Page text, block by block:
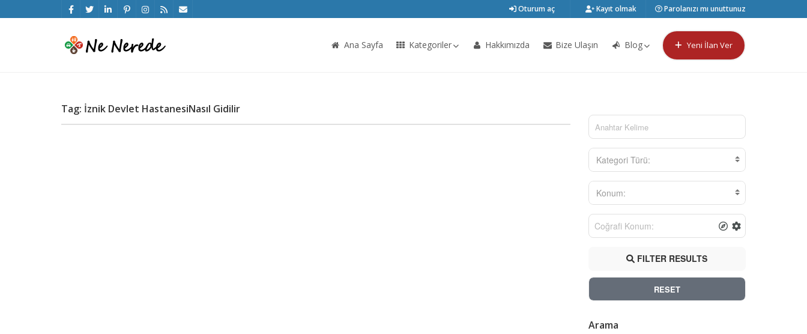
Oturum aç Kayıt olmak Parolanızı mı unuttunuz
Ana Sayfa Kategoriler Hakkımızda Bize Ulaşın Blog Yeni İlan Ver
Tag: İznik Devlet HastanesiNasıl Gidilir
Kategori Türü:
Konum:
FILTER RESULTS
RESET
Arama